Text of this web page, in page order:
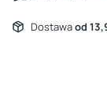
Dostawaod